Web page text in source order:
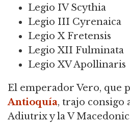
Legio IV Scythia
Legio III Cyrenaica
Legio X Fretensis
Legio XII Fulminata
Legio XV Apollinaris
El emperador Vero, que
Antioquía, trajo consigo
Adiutrix y la V